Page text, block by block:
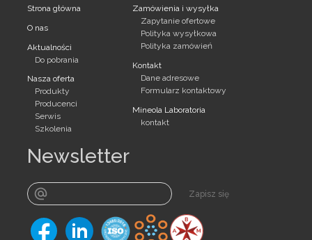
Strona główna
O nas
Aktualności
Do pobrania
Nasza oferta
Produkty
Producenci
Serwis
Szkolenia
Zamówienia i wysyłka
Zapytanie ofertowe
Polityka wysyłkowa
Polityka zamówień
Kontakt
Dane adresowe
Formularz kontaktowy
Mineola Laboratoria
kontakt
Newsletter
Zapisz się